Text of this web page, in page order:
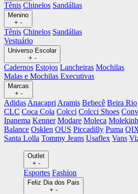
Tênis Chinelos Sandálias
Menino
+ -
Tênis Chinelos Sandálias
Vestuário
Universo Escolar
+ -
Cadernos Estojos Lancheiras Mochilas
Malas e Mochilas Executivas
Marcas
+ -
Adidas Anacapri Aramis Bebecê Beira Rio
CLC Coca Cola Colcci Colcci Shoes
Ipanema Kenner Modare Moleca
Balance Osklen OUS Piccadilly Puma
Santa Lolla Tommy Jeans Usaflex Vans
Outlet
+ -
Esportes Fashion
Feliz Dia dos Pais
+ -